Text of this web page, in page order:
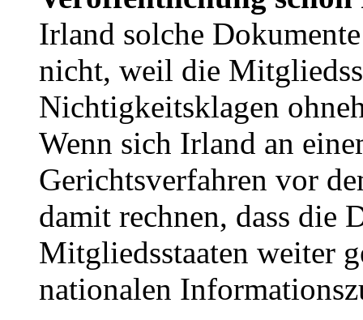
Irland solche
nicht, weil die
Nichtigkeitsklagen
Wenn sich Irland an
Gerichtsverfahren vor
damit rechnen, dass die
Mitgliedsstaaten weiter
nationalen